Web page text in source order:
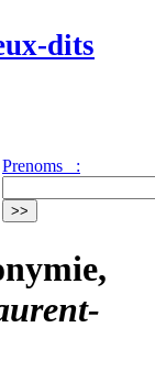
dits
Prenoms :